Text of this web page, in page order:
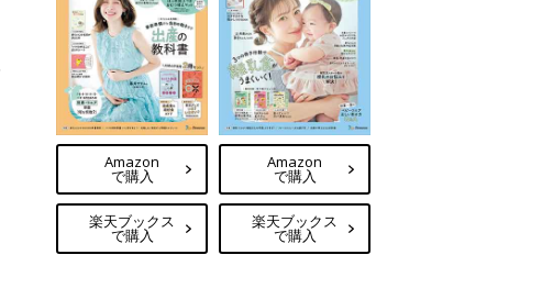
Amazon
で購入
楽天ブックス
で購入
Amazon
で購入
楽天ブックス
で購入